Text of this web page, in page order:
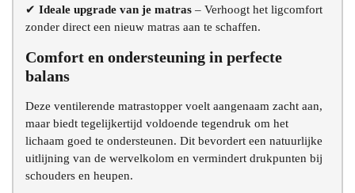
✔ Ideale upgrade van je matras – Verhoogt het ligcomfort
zonder direct een nieuw matras aan te schaffen.
Comfort en ondersteuning in perfecte
balans
Deze ventilerende matrastopper voelt aangenaam zacht aan,
maar biedt tegelijkertijd voldoende tegendruk om het
lichaam goed te ondersteunen. Dit bevordert een natuurlijke
uitlijning van de wervelkolom en vermindert drukpunten bij
schouders en heupen.